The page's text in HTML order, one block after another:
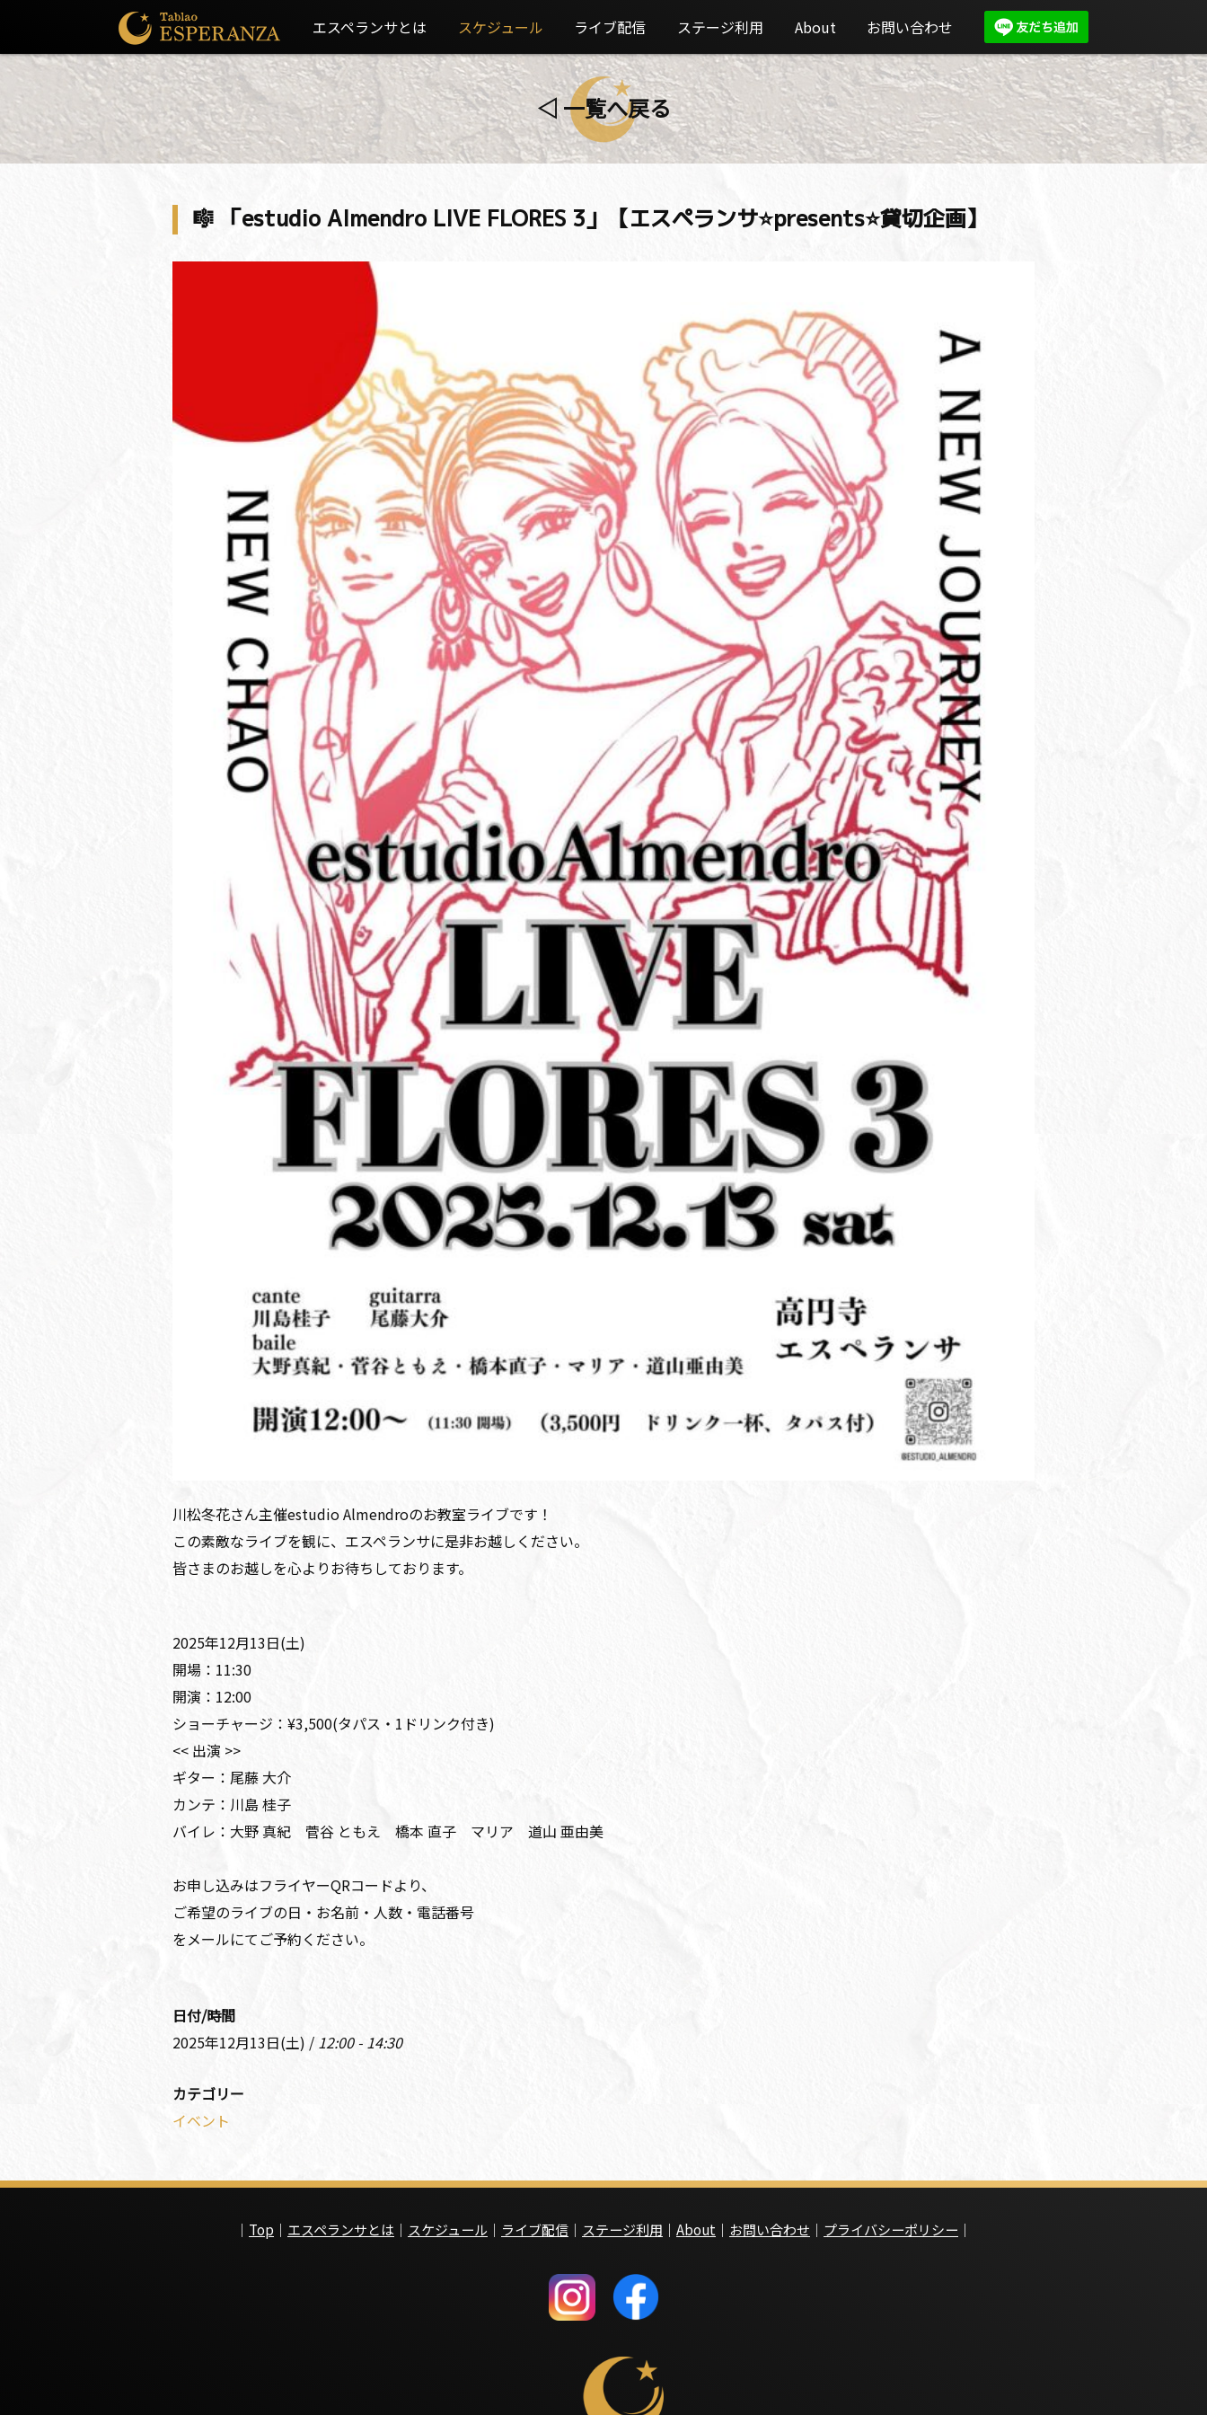
エスペランサとは スケジュール ライブ配信 ステージ利用 About お問い合わせ
◁ 一覧へ戻る
🎼 「estudio Almendro LIVE FLORES 3」【エスペランサ⭐️presents⭐️貸切企画】
川松冬花さん主催estudio Almendroのお教室ライブです！
この素敵なライブを観に、エスペランサに是非お越しください。
皆さまのお越しを心よりお待ちしております。
2025年12月13日(土)
開場：11:30
開演：12:00
ショーチャージ：¥3,500(タパス・1ドリンク付き)
<< 出演 >>
ギター：尾藤 大介
カンテ：川島 桂子
バイレ：大野 真紀 菅谷 ともえ 橋本 直子 マリア 道山 亜由美
お申し込みはフライヤーQRコードより、
ご希望のライブの日・お名前・人数・電話番号
をメールにてご予約ください。
日付/時間
2025年12月13日(土) / 12:00 - 14:30
カテゴリー
イベント
｜ Top ｜ エスペランサとは ｜ スケジュール ｜ ライブ配信 ｜ ステージ利用 ｜ About ｜ お問い合わせ ｜ プライバシーポリシー ｜